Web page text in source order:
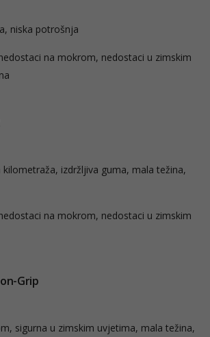
niska potrošnja
na mokrom, nedostaci u zimskim
izdržljiva guma, mala težina,
na mokrom, nedostaci u zimskim
Grip
sigurna u zimskim uvjetima, mala težina,